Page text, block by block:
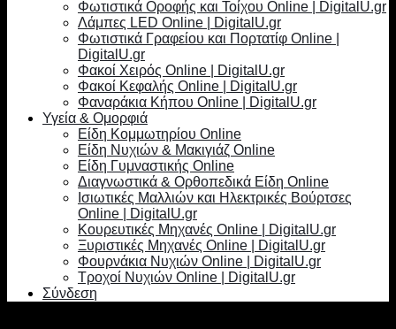
Φωτιστικά Οροφής και Τοίχου Online | DigitalU.gr
Λάμπες LED Online | DigitalU.gr
Φωτιστικά Γραφείου και Πορτατίφ Online |
DigitalU.gr
Φακοί Χειρός Online | DigitalU.gr
Φακοί Κεφαλής Online | DigitalU.gr
Φαναράκια Κήπου Online | DigitalU.gr
Υγεία & Ομορφιά
Είδη Κομμωτηρίου Online
Είδη Νυχιών & Μακιγιάζ Online
Είδη Γυμναστικής Online
Διαγνωστικά & Ορθοπεδικά Είδη Online
Ισιωτικές Μαλλιών και Ηλεκτρικές Βούρτσες
Online | DigitalU.gr
Κουρευτικές Μηχανές Online | DigitalU.gr
Ξυριστικές Μηχανές Online | DigitalU.gr
Φουρνάκια Νυχιών Online | DigitalU.gr
Τροχοί Νυχιών Online | DigitalU.gr
Σύνδεση